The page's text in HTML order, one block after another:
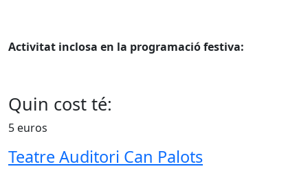
Activitat inclosa en la programació festiva:
Quin cost té:
5 euros
Teatre Auditori Can Palots